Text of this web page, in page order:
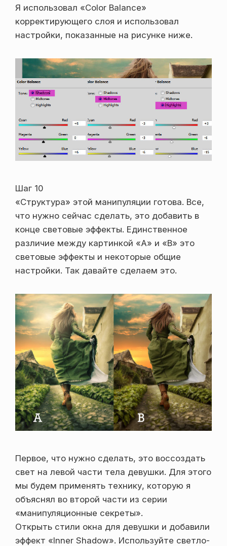
Я использовал «Color Balance»
корректирующего слоя и использовал
настройки, показанные на рисунке ниже.
Шаг 10
«Структура» этой манипуляции готова. Все,
что нужно сейчас сделать, это добавить в
конце световые эффекты. Единственное
различие между картинкой «А» и «В» это
световые эффекты и некоторые общие
настройки. Так давайте сделаем это.
Первое, что нужно сделать, это воссоздать
свет на левой части тела девушки. Для этого
мы будем применять технику, которую я
объяснял во второй части из серии
«манипуляционные секреты».
Открыть стили окна для девушки и добавили
эффект «Inner Shadow». Используйте светло-